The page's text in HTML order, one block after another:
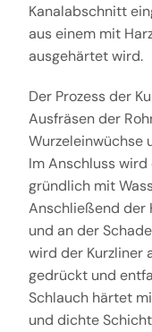
Kanalabschnitt
aus einem mit
ausgehärtet wird.
Der Prozess der
Ausfräsen der
Wurzeleinwüchse
Im Anschluss
gründlich mit
Anschließend der
und an der
wird der Kurzliner
gedrückt und
Schlauch härtet
und dichte